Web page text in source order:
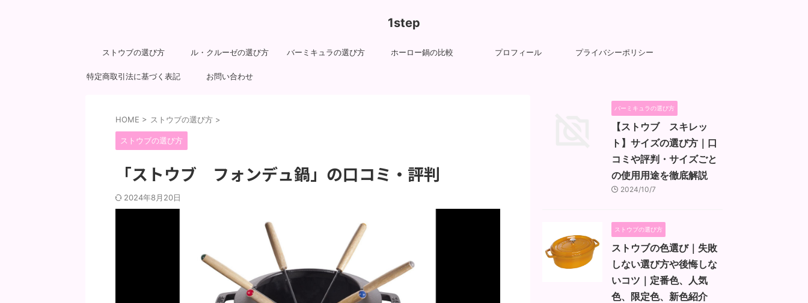
1step
ストウブの選び方 ル・クルーゼの選び方 バーミキュラの選び方 ホーロー鍋の比較 プロフィール プライバシーポリシー
特定商取引法に基づく表記 お問い合わせ
HOME > ストウブの選び方 >
ストウブの選び方
「ストウブ フォンデュ鍋」の口コミ・評判
2024年8月20日
バーミキュラの選び方
【ストウブ スキレッ
ト】サイズの選び方｜口
コミや評判・サイズごと
の使用用途を徹底解説
2024/10/7
ストウブの選び方
ストウブの色選び｜失敗
しない選び方や後悔しな
いコツ｜定番色、人気
色、限定色、新色紹介